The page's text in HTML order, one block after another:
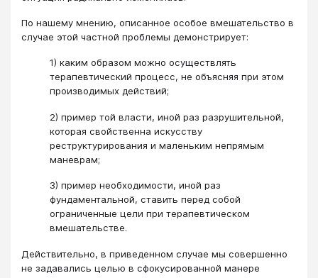
По нашему мнению, описанное особое вмешательство в
случае этой частной проблемы демонстрирует:
1) каким образом можно осуществлять
терапевтический процесс, не объясняя при этом
производимых действий;
2) пример той власти, иной раз разрушительной,
которая свойственна искусству
реструктурирования и маленьким непрямым
маневрам;
3) пример необходимости, иной раз
фундаментальной, ставить перед собой
ограниченные цели при терапевтическом
вмешательстве.
Действительно, в приведенном случае мы совершенно
не задавались целью в сфокусированной манере